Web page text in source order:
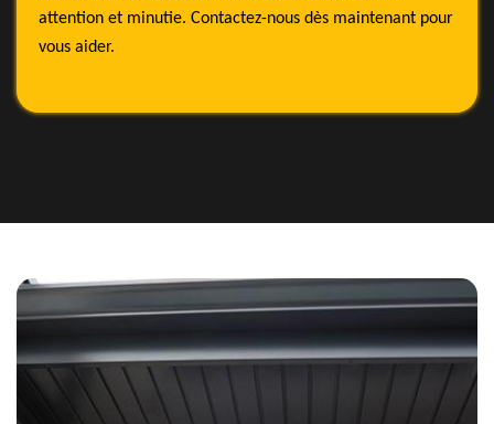
attention et minutie. Contactez-nous dès maintenant pour
vous aider.